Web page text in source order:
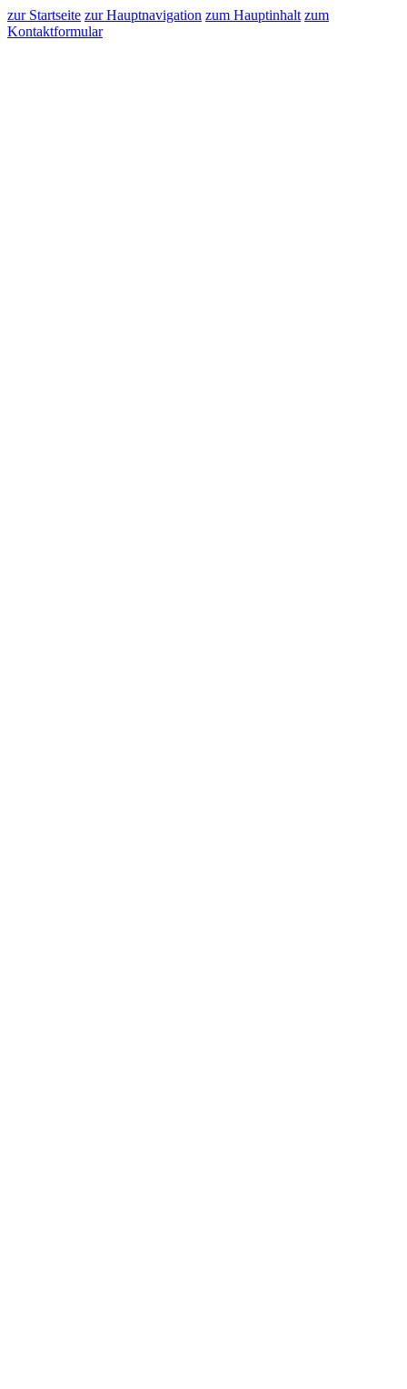
zur Startseite zur Hauptnavigation zum Hauptinhalt zum
Kontaktformular